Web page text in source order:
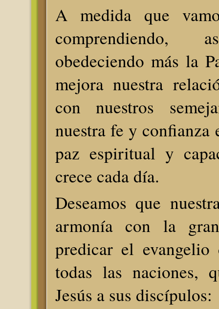
A medida que
comprendiendo,
obedeciendo más la
mejora nuestra
con nuestros
nuestra fe y confianza
paz espiritual y
crece cada día.
Deseamos que
armonía con la
predicar el evangelio
todas las naciones,
Jesús a sus discípulos: